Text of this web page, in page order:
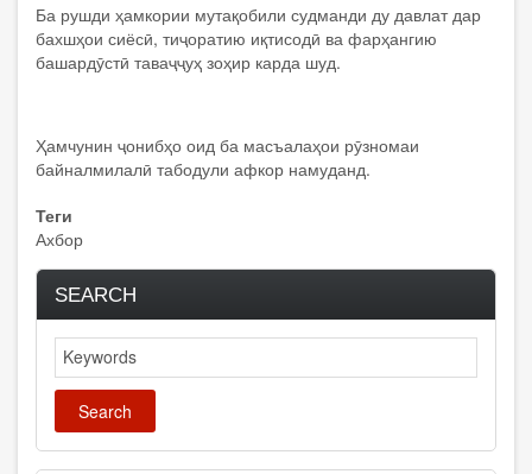
Ба рушди ҳамкории мутақобили судманди ду давлат дар
бахшҳои сиёсӣ, тиҷоратию иқтисодӣ ва фарҳангию
башардӯстӣ таваҷҷуҳ зоҳир карда шуд.
Ҳамчунин ҷонибҳо оид ба масъалаҳои рӯзномаи
байналмилалӣ табодули афкор намуданд.
Теги
Ахбор
SEARCH
Search